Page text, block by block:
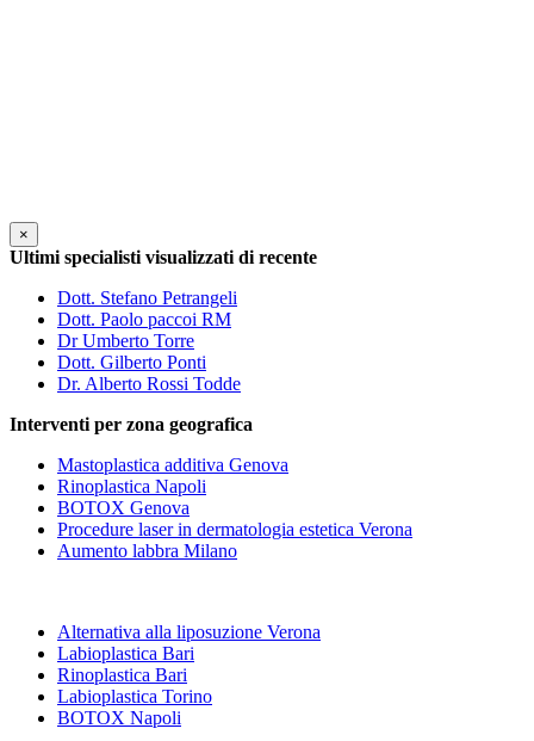
×
Ultimi specialisti visualizzati di recente
Dott. Stefano Petrangeli
Dott. Paolo paccoi RM
Dr Umberto Torre
Dott. Gilberto Ponti
Dr. Alberto Rossi Todde
Interventi per zona geografica
Mastoplastica additiva Genova
Rinoplastica Napoli
BOTOX Genova
Procedure laser in dermatologia estetica Verona
Aumento labbra Milano
Alternativa alla liposuzione Verona
Labioplastica Bari
Rinoplastica Bari
Labioplastica Torino
BOTOX Napoli